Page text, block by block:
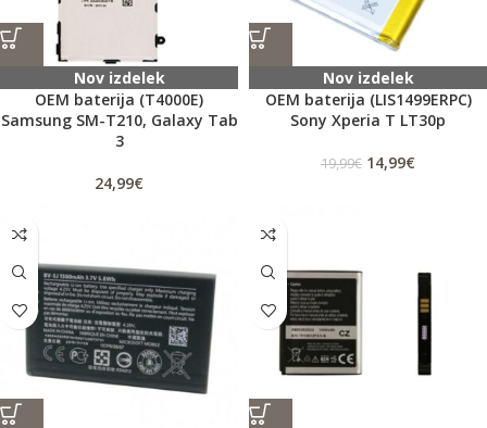
Nov izdelek
OEM baterija (T4000E)
Samsung SM-T210, Galaxy Tab
3
24,99€
Nov izdelek
OEM baterija (LIS1499ERPC)
Sony Xperia T LT30p
19,99€ 14,99€